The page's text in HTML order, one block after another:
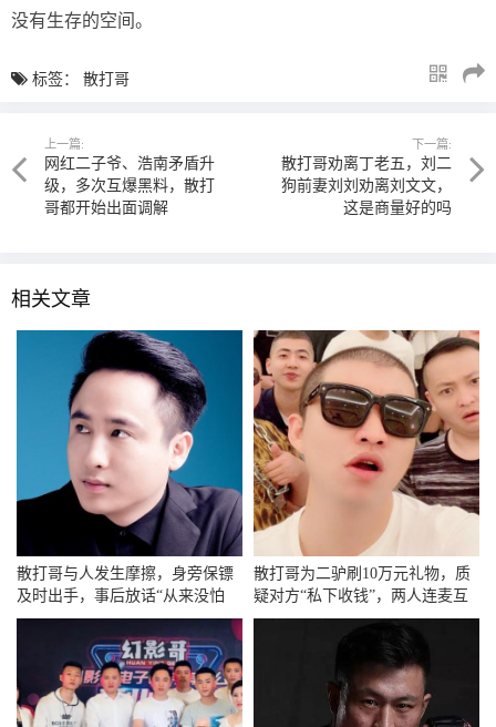
没有生存的空间。
标签： 散打哥
上一篇:
网红二子爷、浩南矛盾升
级，多次互爆黑料，散打
哥都开始出面调解
下一篇:
散打哥劝离丁老五，刘二
狗前妻刘刘劝离刘文文，
这是商量好的吗
相关文章
散打哥与人发生摩擦，身旁保镖
及时出手，事后放话“从来没怕
过”
散打哥为二驴刷10万元礼物，质
疑对方“私下收钱”，两人连麦互
怼